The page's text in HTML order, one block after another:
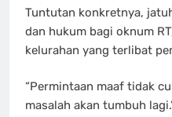
Tuntutan konkretnya,
dan hukum bagi oknum
kelurahan yang terlibat
“Permintaan maaf tidak
masalah akan tumbuh